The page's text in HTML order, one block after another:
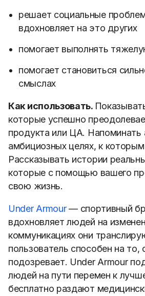
решает социальные
вдохновляет на это других
помогает выполнять
помогает становиться
смыслах
Как использовать.
которые успешно
продукта или ЦА. Напоминать
амбициозных целях, к
Рассказывать истории
которые с помощью вашего
свою жизнь.
Under Armour— спортивный
вдохновляет людей на
коммуникациях они
пользователь способен на
подозревает. Under Armour
людей на пути перемен к
бесплатно раздают